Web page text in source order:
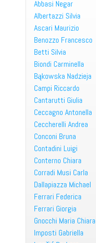
Abbasi Negar
Albertazzi Silvia
Ascari Maurizio
Benozzo Francesco
Betti Silvia
Biondi Carminella
Bąkowska Nadzieja
Campi Riccardo
Cantarutti Giulia
Ceccagno Antonella
Ceccherelli Andrea
Conconi Bruna
Contadini Luigi
Conterno Chiara
Corradi Musi Carla
Dallapiazza Michael
Ferrari Federica
Ferrari Giorgia
Gnocchi Maria Chiara
Imposti Gabriella